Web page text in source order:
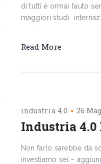
di tutti è ormai l’auto
maggiori studi
Read More
industria 4.0 26
Industria
Non farlo sarebbe da
investiamo sei –